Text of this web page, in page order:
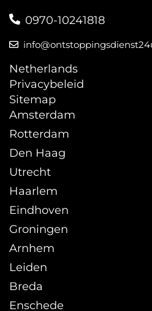
0970-10241818
Netherlands
Privacybeleid
Sitemap
Amsterdam
Rotterdam
Den Haag
Utrecht
Haarlem
Eindhoven
Groningen
Arnhem
Leiden
Breda
Enschede